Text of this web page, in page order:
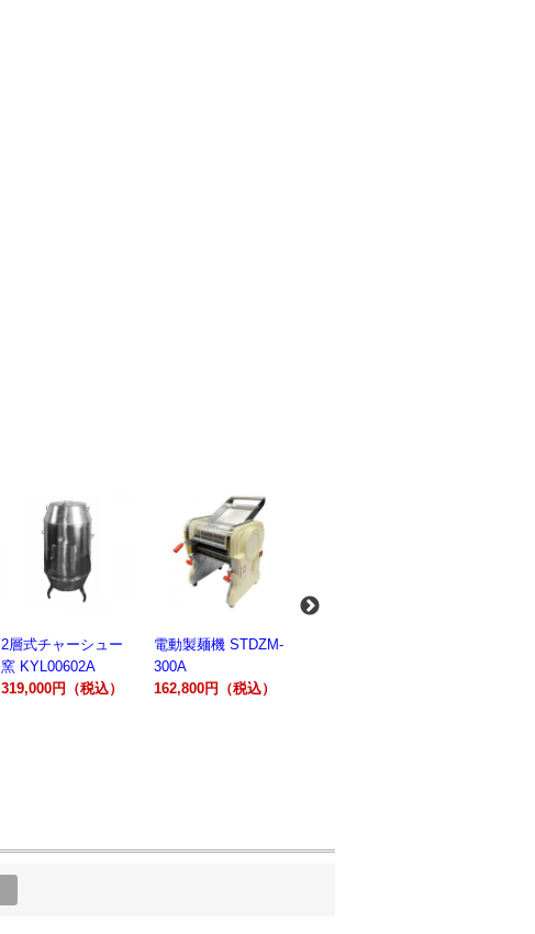
電動製麺機 STDZM-
300A
162,800円（税込）
業務用スパイラルミ
キサー 10L
HTHS10INK